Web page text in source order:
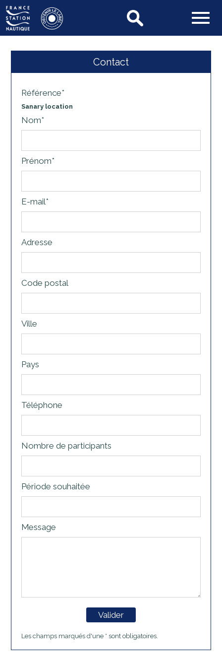
Contact
Référence*
Sanary location
Nom*
Prénom*
E-mail*
Adresse
Code postal
Ville
Pays
Téléphone
Nombre de participants
Période souhaitée
Message
Valider
Les champs marqués d'une * sont obligatoires.